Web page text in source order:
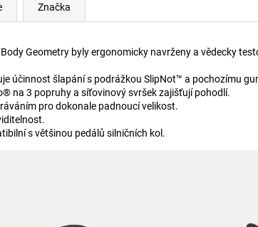
Značka
Geometry byly ergonomicky navrženy a vědecky
účinnost šlapání s podrážkou SlipNot™ a pochozímu
na 3 popruhy a síťovinový svršek zajišťují pohodlí.
pro dokonale padnoucí velikost.
s většinou pedálů silničních kol.